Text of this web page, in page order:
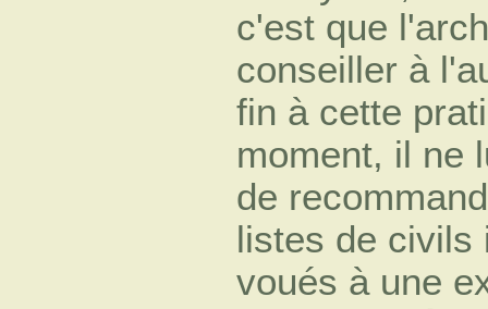
c'est que
conseiller à
fin à cette
moment, il ne
de
listes de civils
voués à une